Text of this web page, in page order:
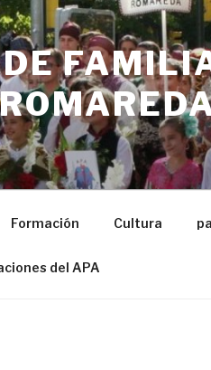
Formación Cultura
del APA